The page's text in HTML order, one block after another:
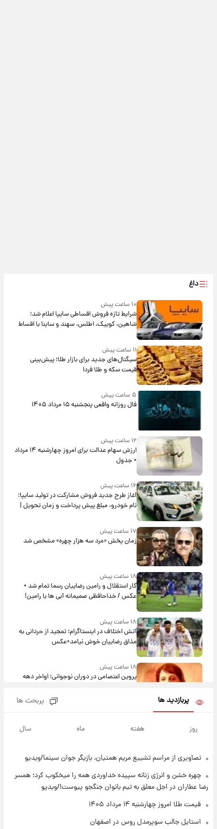
داغ
۱۰ ساعت پیش
شرایط تازه فروش اقساطی سایپا اعلام شد؛
شاهین، کوییک، اطلس، سهند و ساینا با اقساط
بلندمدت + جدول
۱۱ ساعت پیش
سیگنال‌های جدید برای بازار طلا؛ پیش‌بینی
قیمت سکه و طلا فردا
۵ ساعت پیش
فال روزانه واقعی پنجشنبه ۱۵ مرداد ۱۴۰۵
۱۲ ساعت پیش
ارزش سهام عدالت برای امروز چهارشنبه ۱۴ مرداد
+ جدول
۱۶ ساعت پیش
آغاز طرح جدید فروش مشارکت در تولید سایپا؛
نام خودرو، مبلغ پیش پرداخت و زمان تحویل |
سود مشارکت چند درصد است؟
۱۷ ساعت پیش
زمان پخش «مرد سه هزار چهره» مشخص شد
۱۸ ساعت پیش
کار استقلال و رامین رضاییان رسما تمام شد +
عکس / خداحافظی صمیمانه آبی ها با رامین!
۱۸ ساعت پیش
آتش اختلاف در اینستاگرام؛ تمجید از حردانی به
مذاق رضاییان خوش نیامد+عکس
۱۸ ساعت پیش
پروین اعتصامی در دوران نوجوانی؛ اواخر دهه
هسته‌ای در آسمان ظاهر شد
۱۹ ساعت پیش
کرد
۲۱ ساعت پیش
۱۴۰۵/ نرخ‌ها ثابت ماند؟ +جدول
پربازدید ها پربحث ها
روز هفته ماه سال
تصاویری از مراسم تشییع مریم همتیان، بازیگر جوان سینما/ویدیو
چهره خشن و انرژی زنانه سپیده خداوردی همه را میخکوب کرد؛ همسر
رضا عطاران در اجل معلق به تیم بانوان جنگجو پیوست!/ویدیو
قیمت طلا امروز چهارشنبه ۱۴ مرداد ۱۴۰۵
استایل جالب سوپرمدل روس در اصفهان